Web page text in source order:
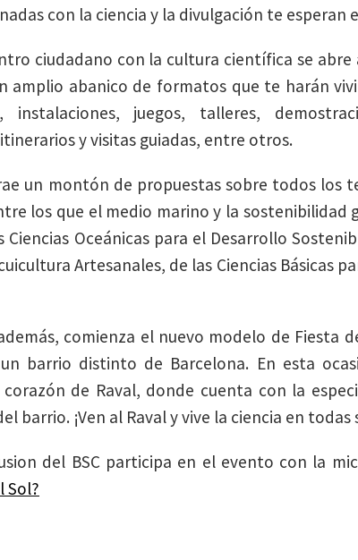
con la ciencia y la divulgación te esperan
ciudadano con la cultura científica se
amplio abanico de formatos que te harán
instalaciones, juegos, talleres,
y visitas guiadas, entre otros.
un montón de propuestas sobre todos los
los que el medio marino y la sostenibilidad
Ciencias Oceánicas para el Desarrollo
Artesanales, de las Ciencias Básicas
comienza el nuevo modelo de Fiesta
barrio distinto de Barcelona. En esta
de Raval, donde cuenta con la
barrio. ¡Ven al Raval y vive la ciencia en todas
del BSC participa en el evento con la
Sol?